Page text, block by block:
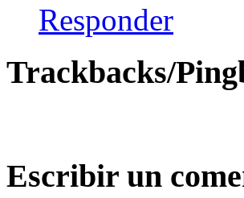
Responder
Trackbacks/
Escribir un